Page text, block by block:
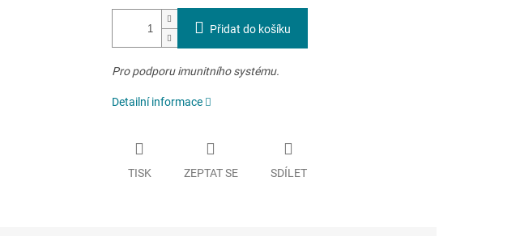
Přidat do košíku
Pro podporu imunitního systému.
Detailní informace
TISK ZEPTAT SE SDÍLET